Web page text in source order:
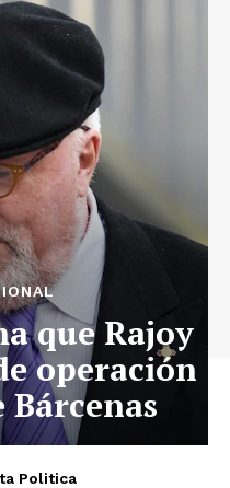
que Rajoy
operación
Politica